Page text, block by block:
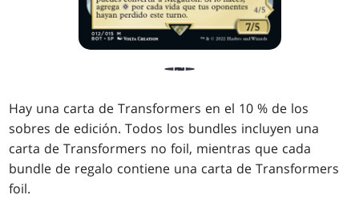
Hay una carta de Transformers en el 10 % de los
sobres de edición. Todos los bundles incluyen una
carta de Transformers no foil, mientras que cada
bundle de regalo contiene una carta de Transformers
foil.